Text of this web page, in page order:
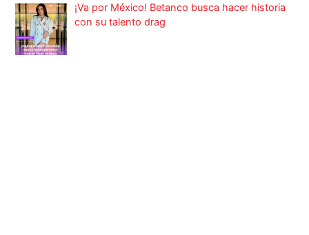
¡Va por México! Betanco busca hacer historia
con su talento drag